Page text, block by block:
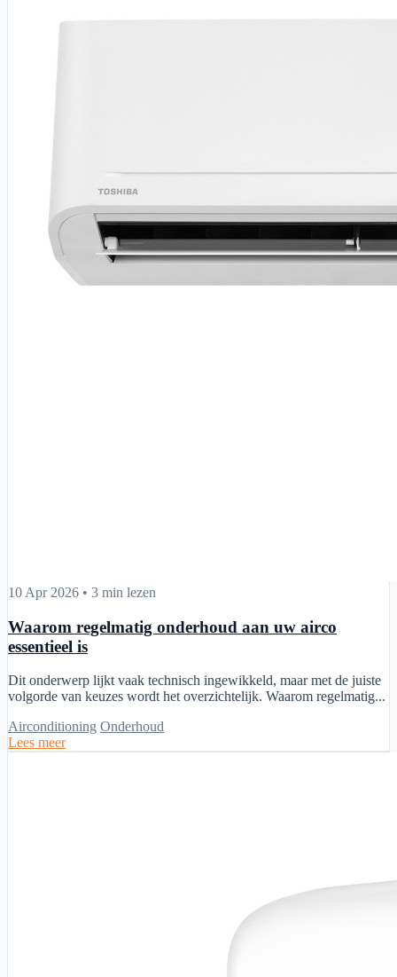
Waarom regelmatig onderhoud aan uw airco essentieel is
10 Apr 2026 • 3 min lezen
Waarom regelmatig onderhoud aan uw airco
essentieel is
Dit onderwerp lijkt vaak technisch ingewikkeld, maar met de juiste
volgorde van keuzes wordt het overzichtelijk. Waarom regelmatig...
Airconditioning Onderhoud
Lees meer